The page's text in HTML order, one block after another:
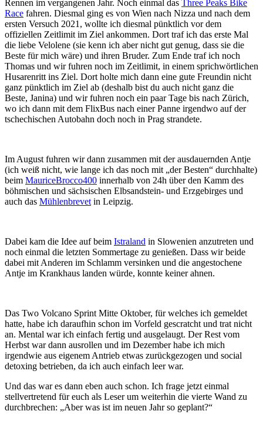
Rennen im vergangenen Jahr. Noch einmal das Three Peaks Bike
Race fahren. Diesmal ging es von Wien nach Nizza und nach dem
ersten Versuch 2021, wollte ich diesmal pünktlich vor dem
offiziellen Zeitlimit im Ziel ankommen. Dort traf ich das erste Mal
die liebe Velolene (sie kenn ich aber nicht gut genug, dass sie die
Beste für mich wäre) und ihren Bruder. Zum Ende traf ich noch
Thomas und wir fuhren noch im Zeitlimit, in einem sprichwörtlichen
Husarenritt ins Ziel. Dort holte mich dann eine gute Freundin nicht
ganz pünktlich im Ziel ab (deshalb bist du auch nicht ganz die
Beste, Janina) und wir fuhren noch ein paar Tage bis nach Zürich,
wo ich dann mit dem FlixBus nach einer Panne irgendwo auf der
tschechischen Autobahn doch noch in Prag strandete.
Im August fuhren wir dann zusammen mit der ausdauernden Antje
(ich weiß nicht, wie lange ich das noch mit „der Besten“ durchhalte)
beim MauriceBrocco400 innerhalb von 24h über den Kamm des
böhmischen und sächsischen Elbsandstein- und Erzgebirges und
auch das Mühlenbrevet in Leipzig.
Dabei kam die Idee auf beim Istraland in Slowenien anzutreten und
noch einmal die letzten Sommertage zu genießen. Dass wir beide
dabei mit Anderen im Schlamm versinken und die angestochene
Antje im Krankhaus landen würde, konnte keiner ahnen.
Das Two Volcano Sprint Mitte Oktober, für welches ich gemeldet
hatte, habe ich daraufhin schon im Vorfeld gescratcht und trat nicht
an. Mental war ich einfach fertig und ausgelaugt. Der Rest vom
Herbst war dann ausrollen und im Dezember habe ich mich
irgendwie aus eigenem Antrieb etwas zurückgezogen und social
detoxing betrieben, da ich auch einfach leer war.
Und das war es dann eben auch schon. Ich frage jetzt einmal
stellvertretend für euch als Leser um weiterhin die vierte Wand zu
durchbrechen: „Aber was ist im neuen Jahr so geplant?“